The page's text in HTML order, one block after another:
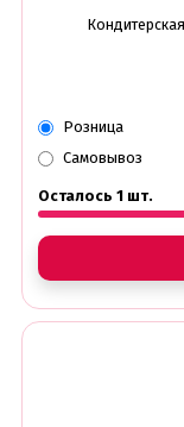
Розница
Самовывоз
Осталось 1 шт.